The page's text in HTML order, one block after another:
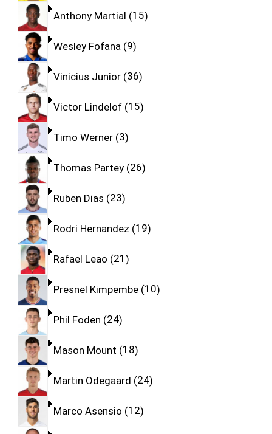
Anthony Martial 15
Wesley Fofana 9
Vinicius Junior 36
Victor Lindelof 15
Timo Werner 3
Thomas Partey 26
Ruben Dias 23
Rodri Hernandez 19
Rafael Leao 21
Presnel Kimpembe 10
Phil Foden 24
Mason Mount 18
Martin Odegaard 24
Marco Asensio 12